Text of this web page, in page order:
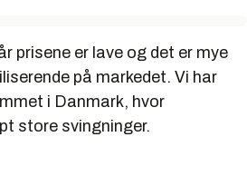
prisene er lave og det er mye
på markedet. Vi har
i Danmark, hvor
store svingninger.